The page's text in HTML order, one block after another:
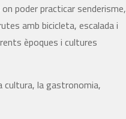
poder practicar senderisme,
amb bicicleta, escalada i
èpoques i cultures
cultura, la gastronomia,